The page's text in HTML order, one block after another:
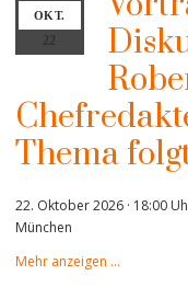
OKT.
22
Thema
22. Oktober 2026 · 18:00
München
Mehr anzeigen …